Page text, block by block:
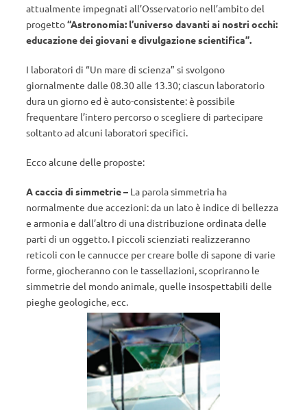
attualmente impegnati all’Osservatorio nell’ambito del
progetto“Astronomia: l’universo davanti ai nostri occhi:
educazione dei giovani e divulgazione scientifica”.
I laboratori di “Un mare di scienza” si svolgono
giornalmente dalle 08.30 alle 13.30; ciascun laboratorio
dura un giorno ed è auto-consistente: è possibile
frequentare l’intero percorso o scegliere di partecipare
soltanto ad alcuni laboratori specifici.
Ecco alcune delle proposte:
A caccia di simmetrie – La parola simmetria ha
normalmente due accezioni: da un lato è indice di bellezza
e armonia e dall’altro di una distribuzione ordinata delle
parti di un oggetto. I piccoli scienziati realizzeranno
reticoli con le cannucce per creare bolle di sapone di varie
forme, giocheranno con le tassellazioni, scopriranno le
simmetrie del mondo animale, quelle insospettabili delle
pieghe geologiche, ecc.